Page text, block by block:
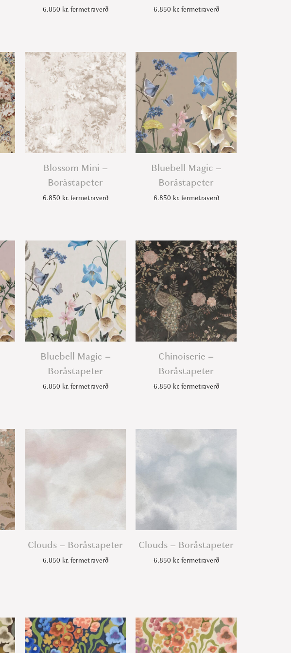
y
6.850 kr.fermetraverð 6.850 kr.fermetraverð
Blossom Mini –
Boråstapeter
6.850 kr.fermetraverð
Bluebell Magic –
Boråstapeter
6.850 kr.fermetraverð
Bluebell Magic –
Boråstapeter
6.850 kr.fermetraverð
Chinoiserie –
Boråstapeter
6.850 kr.fermetraverð
Clouds – Boråstapeter
6.850 kr.fermetraverð
Clouds – Boråstapeter
6.850 kr.fermetraverð